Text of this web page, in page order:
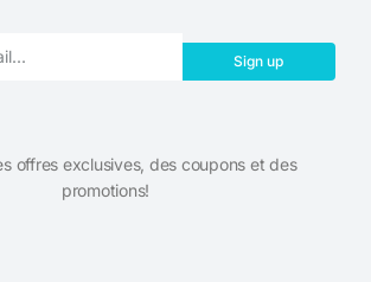
Sign up
offres exclusives, des coupons et des
promotions!​